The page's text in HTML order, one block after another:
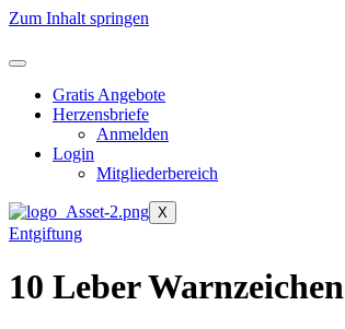
Zum Inhalt springen
Gratis Angebote
Herzensbriefe
Anmelden
Login
Mitgliederbereich
X
Entgiftung
10 Leber Warnzeichen